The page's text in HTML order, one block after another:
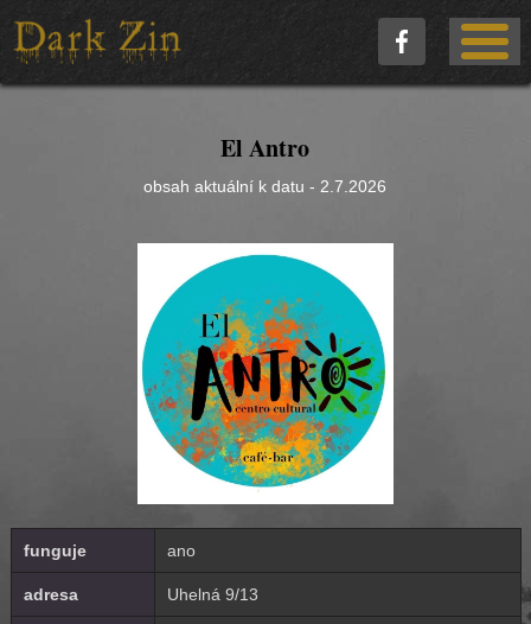
El Antro
obsah aktuální k datu - 2.7.2026
funguje ano
adresa Uhelná 9/13